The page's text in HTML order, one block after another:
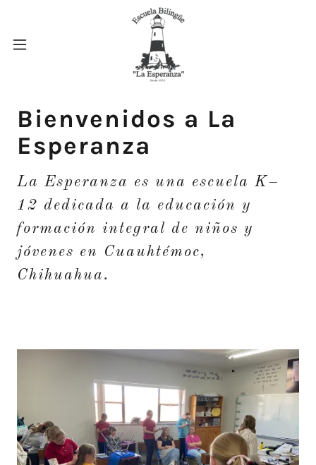
Bienvenidos a La
Esperanza
La Esperanza es una escuela K–
12 dedicada a la educación y
formación integral de niños y
jóvenes en Cuauhtémoc,
Chihuahua.